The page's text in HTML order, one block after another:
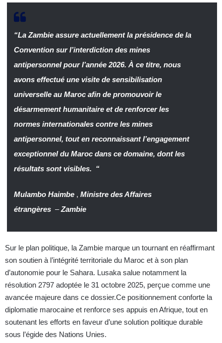
“La Zambie assure actuellement la présidence de la
Convention sur l’interdiction des mines
antipersonnel pour l’année 2026. À ce titre, nous
avons effectué une visite de sensibilisation
universelle au Maroc afin de promouvoir le
désarmement humanitaire et de renforcer les
normes internationales contre les mines
antipersonnel, tout en reconnaissant l’engagement
exceptionnel du Maroc dans ce domaine, dont les
résultats sont visibles. “
Mulambo Haimbe , Ministre des Affaires
étrangères –Zambie
Sur le plan politique, la Zambie marque un tournant en réaffirmant
son soutien à l’intégrité territoriale du Maroc et à son plan
d’autonomie pour le Sahara. Lusaka salue notamment la
résolution 2797 adoptée le 31 octobre 2025, perçue comme une
avancée majeure dans ce dossier.Ce positionnement conforte la
diplomatie marocaine et renforce ses appuis en Afrique, tout en
soutenant les efforts en faveur d’une solution politique durable
sous l’égide des Nations Unies.